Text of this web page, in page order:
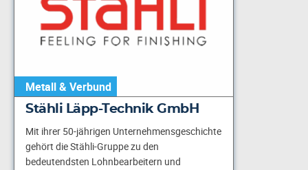
Metall & Verbund
Stähli Läpp-Technik GmbH
Mit ihrer 50-jährigen Unternehmensgeschichte
gehört die Stähli-Gruppe zu den
bedeutendsten Lohnbearbeitern und